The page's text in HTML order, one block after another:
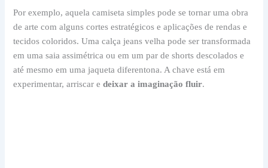
Por exemplo, aquela camiseta simples pode se tornar uma obra
de arte com alguns cortes estratégicos e aplicações de rendas e
tecidos coloridos. Uma calça jeans velha pode ser transformada
em uma saia assimétrica ou em um par de shorts descolados e
até mesmo em uma jaqueta diferentona. A chave está em
experimentar, arriscar edeixar a imaginação fluir.